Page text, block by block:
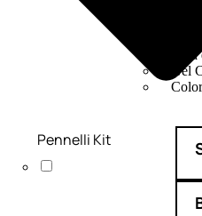
Gel
Pennelli Kit